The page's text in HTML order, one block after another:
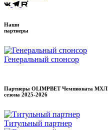
Наши
партнеры
Генеральный спонсор
Партнеры OLIMPBET Чемпионата МХЛ
сезона 2025-2026
Титульный партнер